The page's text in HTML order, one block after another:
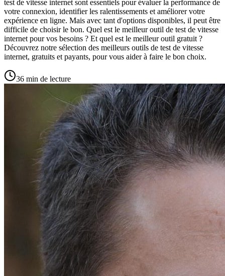
test de vitesse internet sont essentiels pour évaluer la performance de
votre connexion, identifier les ralentissements et améliorer votre
expérience en ligne. Mais avec tant d'options disponibles, il peut être
difficile de choisir le bon. Quel est le meilleur outil de test de vitesse
internet pour vos besoins ? Et quel est le meilleur outil gratuit ?
Découvrez notre sélection des meilleurs outils de test de vitesse
internet, gratuits et payants, pour vous aider à faire le bon choix.
36 min de lecture